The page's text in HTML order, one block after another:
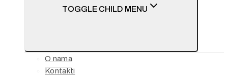
TOGGLE CHILD MENU
O nama
Kontakti